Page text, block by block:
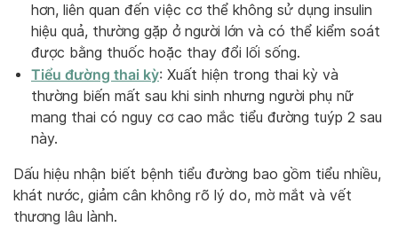
hơn, liên quan đến việc cơ thể không sử dụng insulin
hiệu quả, thường gặp ở người lớn và có thể kiểm soát
được bằng thuốc hoặc thay đổi lối sống.
Tiểu đường thai kỳ: Xuất hiện trong thai kỳ và
thường biến mất sau khi sinh nhưng người phụ nữ
mang thai có nguy cơ cao mắc tiểu đường tuýp 2 sau
này.
Dấu hiệu nhận biết bệnh tiểu đường bao gồm tiểu nhiều,
khát nước, giảm cân không rõ lý do, mờ mắt và vết
thương lâu lành.